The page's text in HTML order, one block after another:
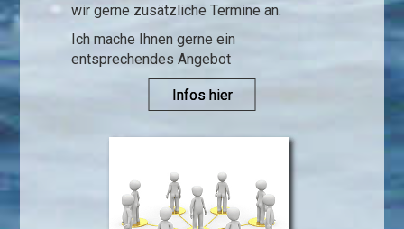
wir gerne zusätzliche Termine an.
Ich mache Ihnen gerne ein
entsprechendes Angebot
Infos hier